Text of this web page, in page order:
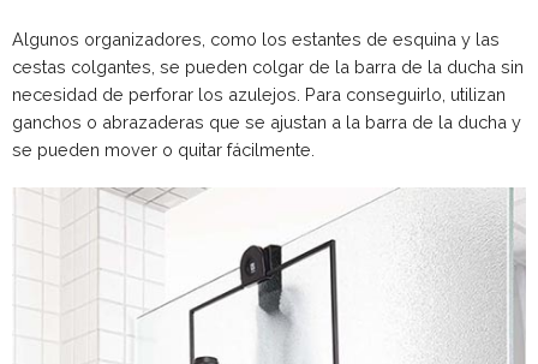
Algunos organizadores, como los estantes de esquina y las
cestas colgantes, se pueden colgar de la barra de la ducha sin
necesidad de perforar los azulejos. Para conseguirlo, utilizan
ganchos o abrazaderas que se ajustan a la barra de la ducha y
se pueden mover o quitar fácilmente.